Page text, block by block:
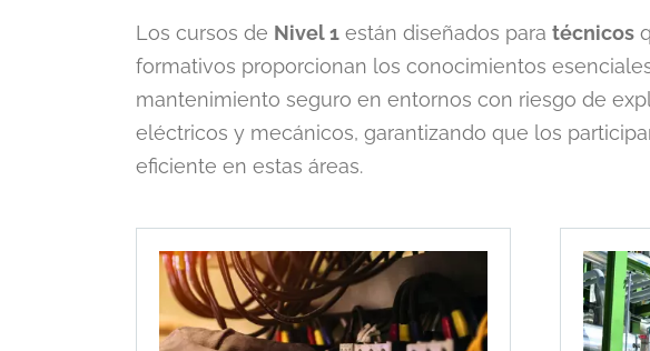
Los cursos de Nivel 1están diseñados para técnicos
formativos proporcionan los conocimientos
mantenimiento seguro en entornos con riesgo de
eléctricos y mecánicos, garantizando que los
eficiente en estas áreas.